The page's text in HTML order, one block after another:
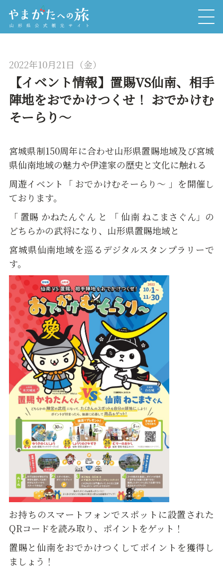
【イベント情報】置賜VS仙南、相手
陣地をおでかけつくせ！ おでかけむ
そーらり～
2022年10月21日（金）
宮城県制150周年に合わせ山形県置賜地域及び宮城
県仙南地域の魅力や伊達家の歴史と文化に触れる
周遊イベント「 おでかけむそーらり～ 」を開催し
ております。
「 置賜 かねたんぐん と 「 仙南 ねこまさぐん」の
どちらかの武将になり、山形県置賜地域と
宮城県仙南地域を巡るデジタルスタンプラリーで
す。
お持ちのスマートフォンでスポットに設置された
QRコードを読み取り、ポイントをゲット！
置賜と仙南をおでかけつくしてポイントを獲得し
ましょう！